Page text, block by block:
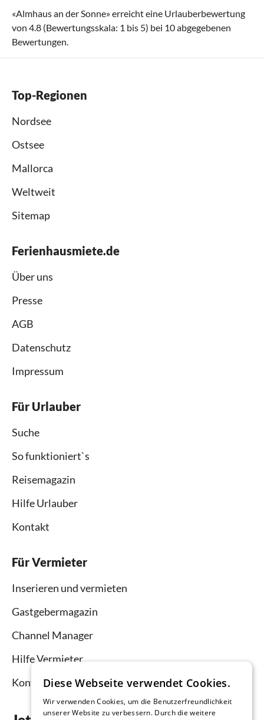
«Almhaus an der Sonne» erreicht eine Urlauberbewertung
von 4.8 (Bewertungsskala: 1 bis 5) bei 10abgegebenen
Bewertungen.
Top-Regionen
Nordsee
Ostsee
Mallorca
Weltweit
Sitemap
Ferienhausmiete.de
Über uns
Presse
AGB
Datenschutz
Impressum
Für Urlauber
Suche
So funktioniert`s
Reisemagazin
Hilfe Urlauber
Kontakt
Für Vermieter
Inserieren und vermieten
Gastgebermagazin
Channel Manager
Hilfe Vermieter
KontaktDiese Webseite verwendet Cookies.
Wir verwenden Cookies, um die Benutzerfreundlichkeit
unserer Website zu verbessern. Durch die weitere